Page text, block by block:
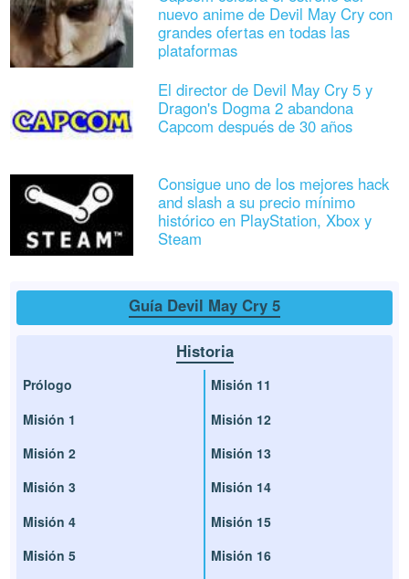
nuevo anime de Devil May Cry con
grandes ofertas en todas las
plataformas
El director de Devil May Cry 5 y
Dragon's Dogma 2 abandona
Capcom después de 30 años
Consigue uno de los mejores hack
and slash a su precio mínimo
histórico en PlayStation, Xbox y
Steam
Guía Devil May Cry 5
Historia
Prólogo
Misión 1
Misión 2
Misión 3
Misión 4
Misión 5
Misión 11
Misión 12
Misión 13
Misión 14
Misión 15
Misión 16